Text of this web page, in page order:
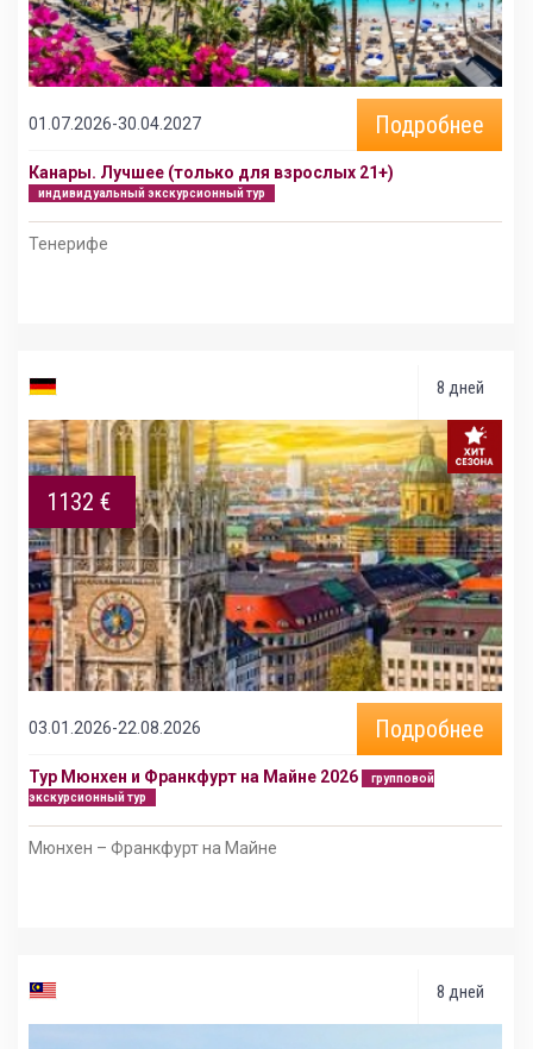
01.07.2026-30.04.2027 Подробнее
Канары. Лучшее (только для взрослых 21+)
индивидуальный экскурсионный тур
Тенерифе
8 дней
1132 €
03.01.2026-22.08.2026 Подробнее
Тур Мюнхен и Франкфурт на Майне 2026
групповой
экскурсионный тур
Мюнхен – Франкфурт на Майне
8 дней